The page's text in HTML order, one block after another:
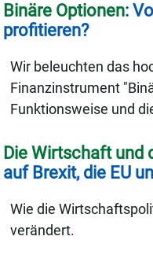
Binäre Optionen:
profitieren?
Wir beleuchten das
Finanzinstrument
Funktionsweise und
Die Wirtschaft und
auf Brexit, die EU
Wie die
verändert.